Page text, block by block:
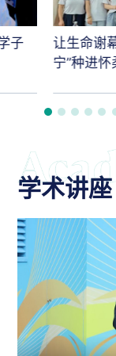
子
让生命谢
宁”种进怀
学术讲座